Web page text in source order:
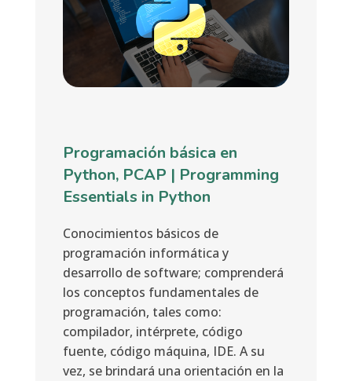
Programación básica en
Python, PCAP | Programming
Essentials in Python
Conocimientos básicos de
programación informática y
desarrollo de software; comprenderá
los conceptos fundamentales de
programación, tales como:
compilador, intérprete, código
fuente, código máquina, IDE. A su
vez, se brindará una orientación en la